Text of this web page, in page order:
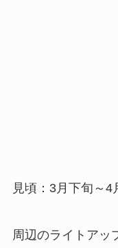
見頃：3月下旬～4
周辺のライトアッ